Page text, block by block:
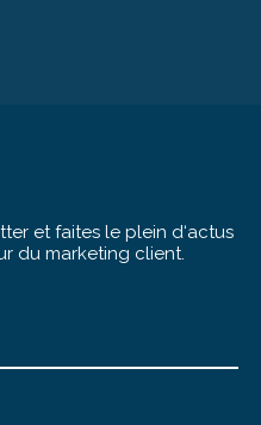
et faites le plein d‘actus
du marketing client.